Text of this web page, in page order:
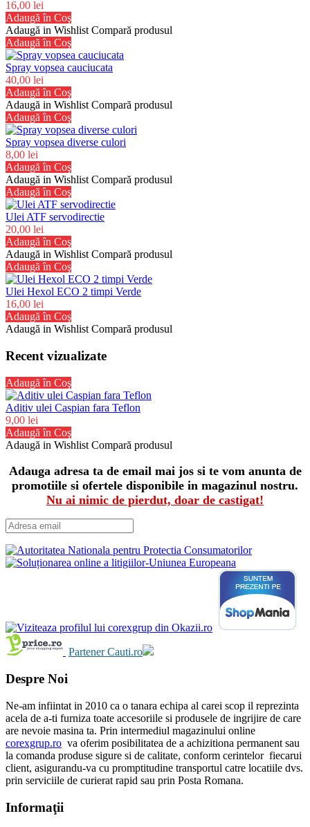
16,00 lei
Adaugă în Coş
Adaugă in Wishlist Compară produsul
Adaugă în Coş
Spray vopsea cauciucata
40,00 lei
Adaugă în Coş
Adaugă in Wishlist Compară produsul
Adaugă în Coş
Spray vopsea diverse culori
8,00 lei
Adaugă în Coş
Adaugă in Wishlist Compară produsul
Adaugă în Coş
Ulei ATF servodirectie
20,00 lei
Adaugă în Coş
Adaugă in Wishlist Compară produsul
Adaugă în Coş
Ulei Hexol ECO 2 timpi Verde
16,00 lei
Adaugă în Coş
Adaugă in Wishlist Compară produsul
Recent vizualizate
Adaugă în Coş
Aditiv ulei Caspian fara Teflon
9,00 lei
Adaugă în Coş
Adaugă in Wishlist Compară produsul
Adauga adresa ta de email mai jos si te vom anunta de
promotiile si ofertele disponibile in magazinul nostru.
Nu ai nimic de pierdut, doar de castigat!
Partener Cauti.ro
Despre Noi
Ne-am infiintat in 2010 ca o tanara echipa al carei scop il reprezinta
acela de a-ti furniza toate accesoriile si produsele de ingrijire de care
are nevoie masina ta. Prin intermediul magazinului online
corexgrup.ro va oferim posibilitatea de a achizitiona permanent sau
la comanda produse sigure si de calitate, conform cerintelor fiecarui
client, asigurandu-va cu promptitudine transportul catre locatiile dvs.
prin serviciile de curierat rapid sau prin Posta Romana.
Informaţii